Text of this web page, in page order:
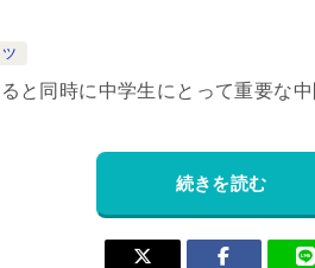
と同時に中学生にとって重要な
続きを読む